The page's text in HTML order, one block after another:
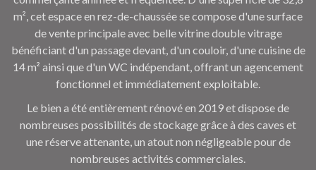
m², cet espace en rez-de-chaussée se compose d'une surface
de vente principale avec belle vitrine double vitrage
bénéficiant d'un passage devant, d'un couloir, d'une cuisine de
14 m² ainsi que d'un WC indépendant, offrant un agencement
fonctionnel et immédiatement exploitable.
Le bien a été entièrement rénové en 2019 et dispose de
nombreuses possibilités de stockage grâce à des caves et
une réserve attenante, un atout non négligeable pour de
nombreuses activités commerciales.